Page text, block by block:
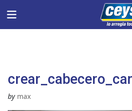
Menu
by max